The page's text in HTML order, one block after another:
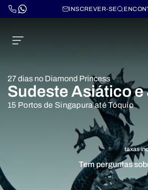
INSCREVER-SE
27 dias no Diamond Princess
Sudeste Asiático e
15 Portos de Singapura até Tóquio
taxas
Tem perguntas